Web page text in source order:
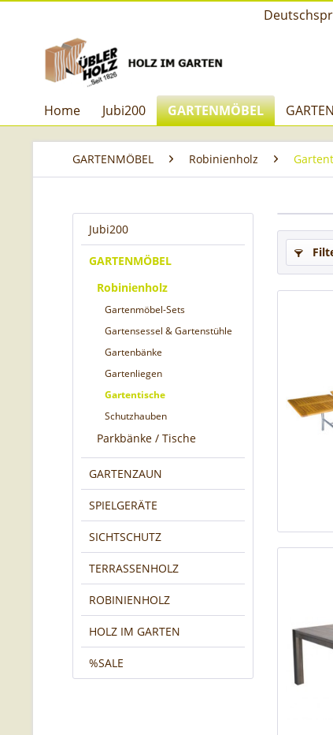
Home Jubi200 GARTENMÖBEL
GARTENMÖBEL Robinienholz
Jubi200
GARTENMÖBEL
Robinienholz
Gartenmöbel-Sets
Gartensessel & Gartenstühle
Gartenbänke
Gartenliegen
Gartentische
Schutzhauben
Parkbänke / Tische
GARTENZAUN
SPIELGERÄTE
SICHTSCHUTZ
TERRASSENHOLZ
ROBINIENHOLZ
HOLZ IM GARTEN
%SALE